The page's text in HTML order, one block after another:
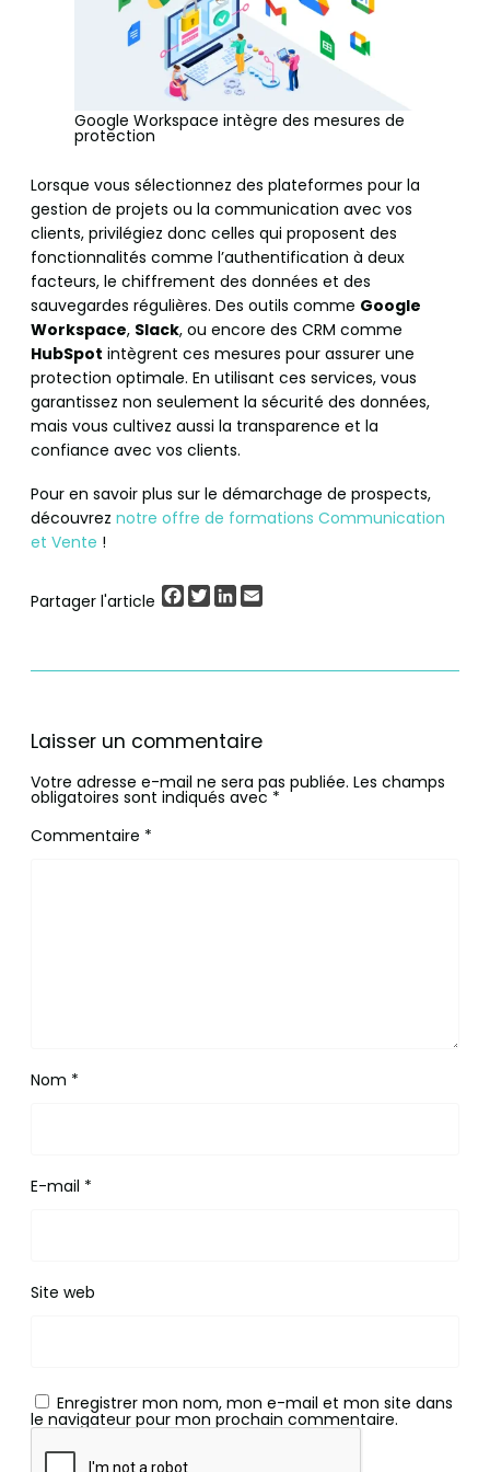
Google Workspace intègre des mesures de
protection
Lorsque vous sélectionnez des plateformes pour la
gestion de projets ou la communication avec vos
clients, privilégiez donc celles qui proposent des
fonctionnalités comme l’authentification à deux
facteurs, le chiffrement des données et des
sauvegardes régulières. Des outils comme Google
Workspace, Slack, ou encore des CRM comme
HubSpot intègrent ces mesures pour assurer une
protection optimale. En utilisant ces services, vous
garantissez non seulement la sécurité des données,
mais vous cultivez aussi la transparence et la
confiance avec vos clients.
Pour en savoir plus sur le démarchage de prospects,
découvrez notre offre de formations Communication
et Vente !
Partager l'article Facebook
TwitterLinkedIn
Laisser un commentaire
Votre adresse e-mail ne sera pas publiée. Les champs
obligatoires sont indiqués avec *
Commentaire *
Nom *
E-mail *
Site web
Enregistrer mon nom, mon e-mail et mon site dans
le navigateur pour mon prochain commentaire.